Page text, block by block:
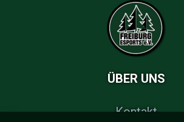
ÜBER UNS
Kontakt